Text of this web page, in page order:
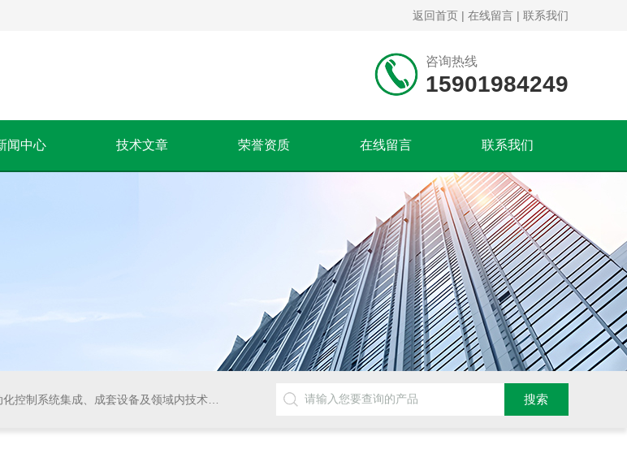
返回首页 | 在线留言 | 联系我们
咨询热线
15901984249
闻中心 技术文章 荣誉资质 在线留言 联系我们
服务，从事货物及技术的进出口业务，仪器仪表、阀门、电线电缆的生产、加工。